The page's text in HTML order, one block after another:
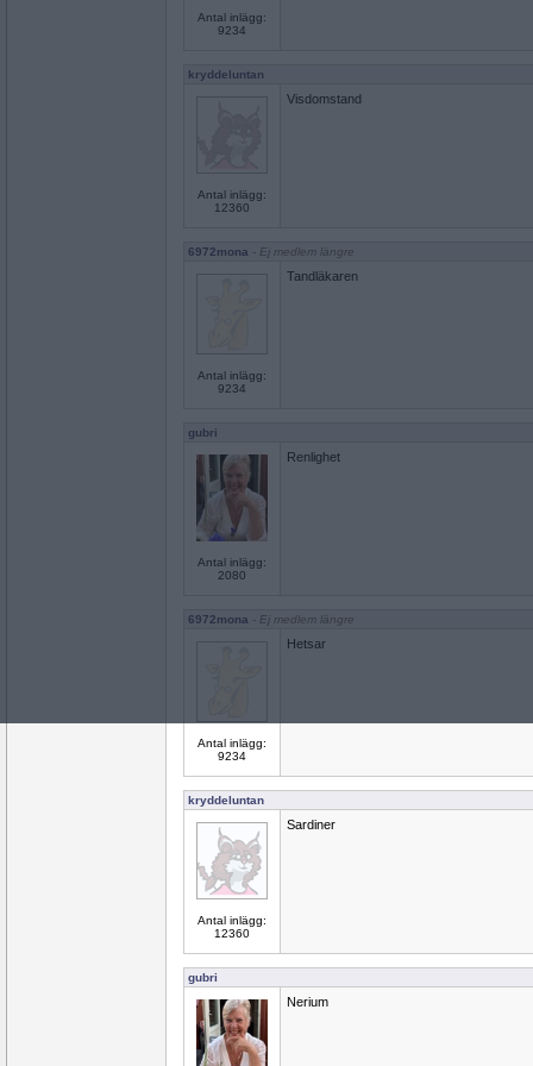
Antal inlägg:
9234
kryddeluntan
Antal inlägg:
12360
Visdomstand
6972mona - Ej medlem längre
Antal inlägg:
9234
Tandläkaren
gubri
Antal inlägg:
2080
Renlighet
6972mona - Ej medlem längre
Antal inlägg:
9234
Hetsar
kryddeluntan
Antal inlägg:
12360
Sardiner
gubri
Nerium